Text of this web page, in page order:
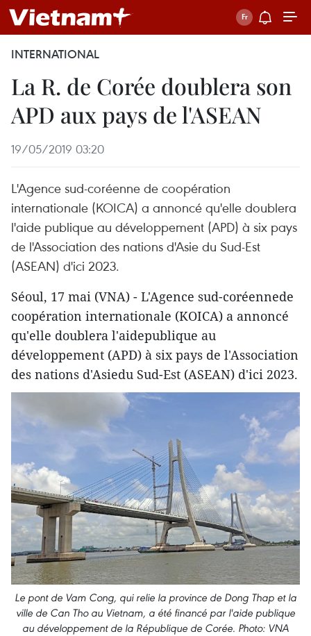
INTERNATIONAL
La R. de Corée doublera son
APD aux pays de l'ASEAN
19/05/2019 03:20
L'Agence sud-coréenne de coopération
internationale (KOICA) a annoncé qu'elle doublera
l'aide publique au développement (APD) à six pays
de l'Association des nations d'Asie du Sud-Est
(ASEAN) d'ici 2023.
Séoul, 17 mai (VNA) - L'Agence sud-coréennede
coopération internationale (KOICA) a annoncé
qu'elle doublera l'aidepublique au
développement (APD) à six pays de l'Association
des nations d'Asiedu Sud-Est (ASEAN) d'ici 2023.
Le pont de Vam Cong, qui relie la province de Dong Thap et la
ville de Can Tho au Vietnam, a été financé par l'aide publique
au développement de la République de Corée. Photo: VNA